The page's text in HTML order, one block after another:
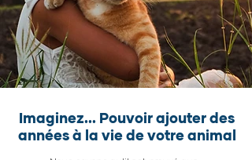
Imaginez... Pouvoir ajouter des
années à la vie de votre animal